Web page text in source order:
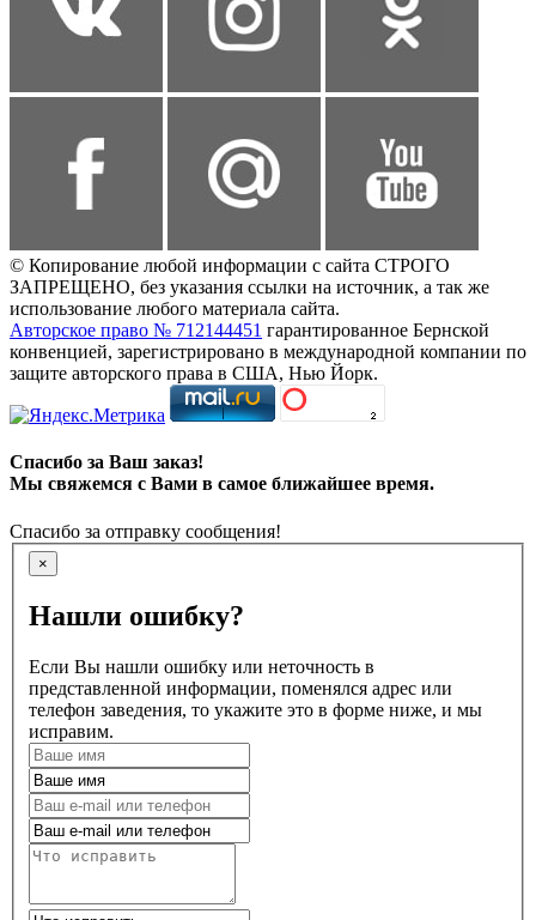
© Копирование любой информации с сайта СТРОГО
ЗАПРЕЩЕНО, без указания ссылки на источник, а так же
использование любого материала сайта.
Авторское право № 712144451 гарантированное Бернской
конвенцией, зарегистрировано в международной компании по
защите авторского права в США, Нью Йорк.
Спасибо за Ваш заказ!
Мы свяжемся с Вами в самое ближайшее время.
Спасибо за отправку сообщения!
×
Нашли ошибку?
Если Вы нашли ошибку или неточность в
представленной информации, поменялся адрес или
телефон заведения, то укажите это в форме ниже, и мы
исправим.